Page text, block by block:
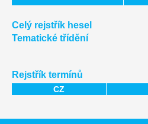
Celý rejstřík hesel
Tematické třídění
Rejstřík termínů
CZ